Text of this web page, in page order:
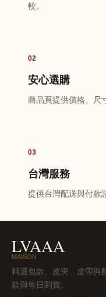
較。
02
安心選購
商品頁提供價格、尺
03
台灣服務
提供台灣配送與付款
LVAAA
MAISON
精選包款、皮夾、皮帶與
款與每日到貨。